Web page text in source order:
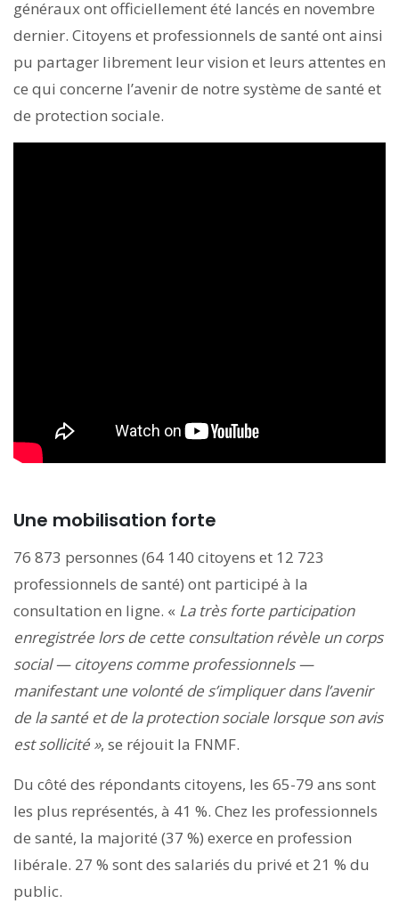
généraux ont officiellement été lancés en novembre
dernier. Citoyens et professionnels de santé ont ainsi
pu partager librement leur vision et leurs attentes en
ce qui concerne l’avenir de notre système de santé et
de protection sociale.
Une mobilisation forte
76 873 personnes (64 140 citoyens et 12 723
professionnels de santé) ont participé à la
consultation en ligne. « La très forte participation
enregistrée lors de cette consultation révèle un corps
social — citoyens comme professionnels —
manifestant une volonté de s’impliquer dans l’avenir
de la santé et de la protection sociale lorsque son avis
est sollicité », se réjouit la FNMF.
Du côté des répondants citoyens, les 65-79 ans sont
les plus représentés, à 41 %. Chez les professionnels
de santé, la majorité (37 %) exerce en profession
libérale. 27 % sont des salariés du privé et 21 % du
public.